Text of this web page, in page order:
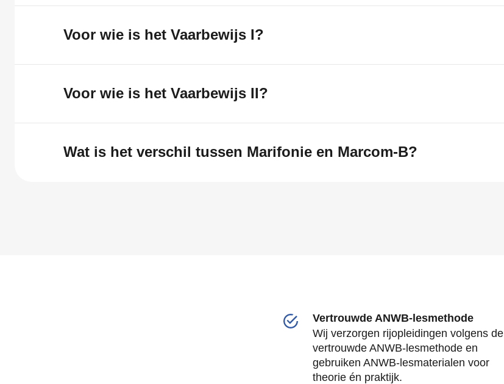
Voor wie is het Vaarbewijs I?
Voor wie is het Vaarbewijs II?
Wat is het verschil tussen Marifonie en Marcom-B?
Vertrouwde ANWB-lesmethode
Wij verzorgen rijopleidingen volgens de
vertrouwde ANWB-lesmethode en
gebruiken ANWB-lesmaterialen voor
theorie én praktijk.